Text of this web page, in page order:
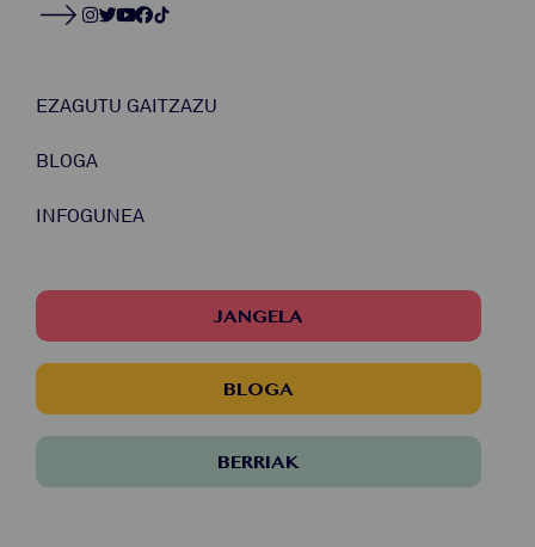
EZAGUTU GAITZAZU
BLOGA
INFOGUNEA
JANGELA
BLOGA
BERRIAK